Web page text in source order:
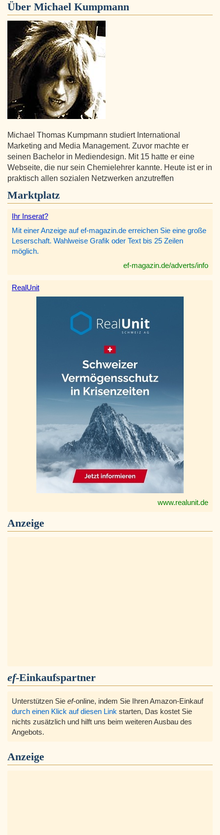
Über Michael Kumpmann
Michael Thomas Kumpmann studiert International
Marketing and Media Management. Zuvor machte er
seinen Bachelor in Mediendesign. Mit 15 hatte er eine
Webseite, die nur sein Chemielehrer kannte. Heute ist er in
praktisch allen sozialen Netzwerken anzutreffen
Marktplatz
Ihr Inserat?
Mit einer Anzeige auf ef-magazin.de erreichen Sie eine große
Leserschaft. Wahlweise Grafik oder Text bis 25 Zeilen
möglich.
ef-magazin.de/adverts/info
RealUnit
www.realunit.de
Anzeige
ef-Einkaufspartner
Unterstützen Sie ef-online, indem Sie Ihren Amazon-Einkauf
durch einen Klick auf diesen Link starten, Das kostet Sie
nichts zusätzlich und hilft uns beim weiteren Ausbau des
Angebots.
Anzeige